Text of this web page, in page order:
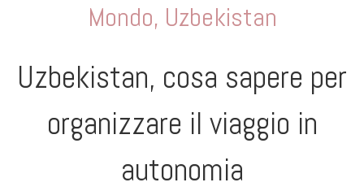
Mondo, Uzbekistan
Uzbekistan, cosa sapere per
organizzare il viaggio in
autonomia